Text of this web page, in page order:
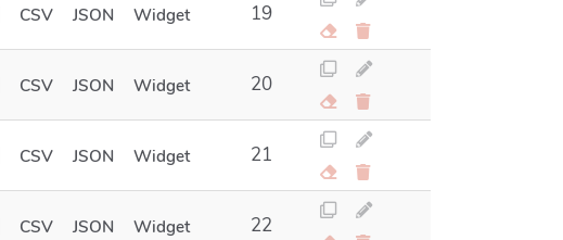
CSV JSON Widget 19
CSV JSON Widget 20
CSV JSON Widget 21
CSV JSON Widget 22